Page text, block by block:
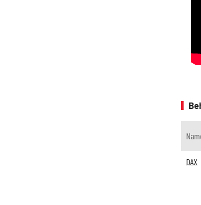
DAX